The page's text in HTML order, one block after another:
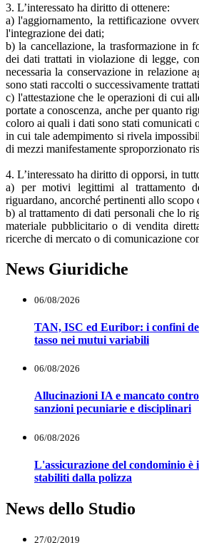
3. L’interessato ha diritto di ottenere:
a) l'aggiornamento, la rettificazione
l'integrazione dei dati;
b) la cancellazione, la trasformazione in
dei dati trattati in violazione di legge,
necessaria la conservazione in relazione
sono stati raccolti o successivamente
c) l'attestazione che le operazioni di cui
portate a conoscenza, anche per quanto
coloro ai quali i dati sono stati comunicati
in cui tale adempimento si rivela
di mezzi manifestamente sproporzionato
4. L’interessato ha diritto di opporsi, in
a) per motivi legittimi al trattamento
riguardano, ancorché pertinenti allo scopo
b) al trattamento di dati personali che lo
materiale pubblicitario o di vendita
ricerche di mercato o di comunicazione
News Giuridiche
06/08/2026
TAN, ISC ed Euribor: i confini
tasso nei mutui variabili
06/08/2026
Allucinazioni IA e mancato
sanzioni pecuniarie e disciplinari
06/08/2026
L'assicurazione del condominio è
stabiliti dalla polizza
News dello Studio
27/02/2019